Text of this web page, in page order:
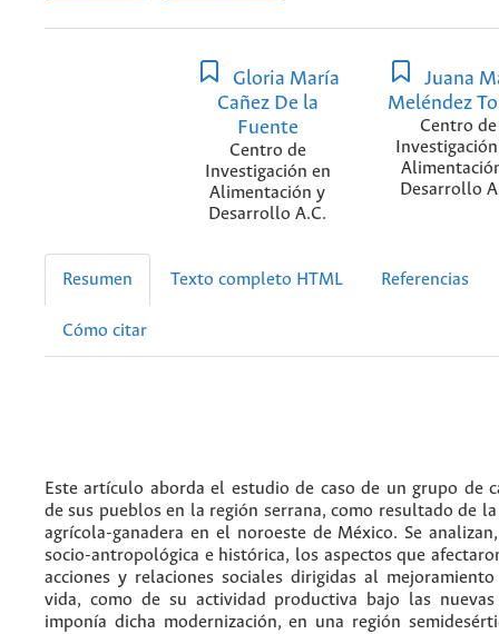
Gloria María
Cañez De la
Fuente
Centro de
Investigación en
Alimentación y
Desarrollo A.C.
Juana
Meléndez
Centro de
Desarrollo
Resumen Texto completo HTML Referencias
Cómo citar
Este artículo aborda el estudio de caso de un grupo de
de sus pueblos en la región serrana, como resultado de
agrícola-ganadera en el noroeste de México. Se
socio-antropológica e histórica, los aspectos que
acciones y relaciones sociales dirigidas al
vida, como de su actividad productiva bajo las
imponía dicha modernización, en una región